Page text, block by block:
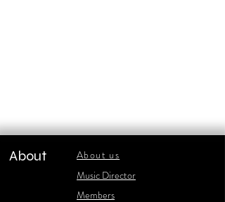
About
About us
​Music Director
​Members